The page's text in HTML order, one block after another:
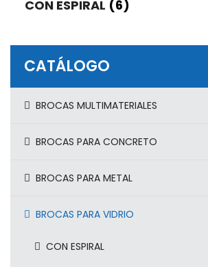
CON ESPIRAL (6)
CATÁLOGO
BROCAS MULTIMATERIALES
BROCAS PARA CONCRETO
BROCAS PARA METAL
BROCAS PARA VIDRIO
CON ESPIRAL